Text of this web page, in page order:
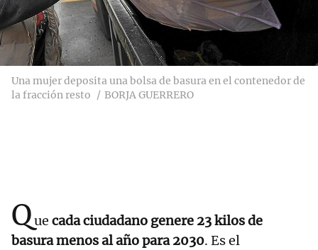
Una mujer deposita una bolsa de basura en el contenedor de
la fracción resto
BORJA GUERRERO
Que cada ciudadano genere 23 kilos de
basura menos al año para 2030. Es el